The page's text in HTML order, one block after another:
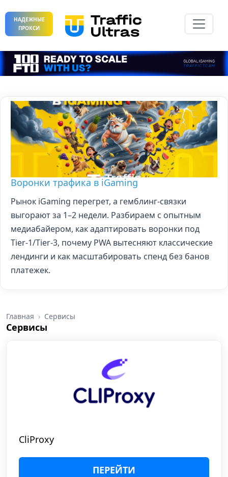
НАДЕЖНЫЕ
ПРОКСИ
Воронки трафика в iGaming
Рынок iGaming перегрет, а гемблинг-связки
выгорают за 1–2 недели. Разбираем с опытным
медиабайером, как адаптировать воронки под
Tier-1/Tier-3, почему PWA вытесняют классические
лендинги и как масштабировать спенд без банов
платежек.
Главная Сервисы
Сервисы
CliProxy
ПЕРЕЙТИ